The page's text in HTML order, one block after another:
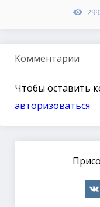
Комментарии
Чтобы оставить
авторизоваться